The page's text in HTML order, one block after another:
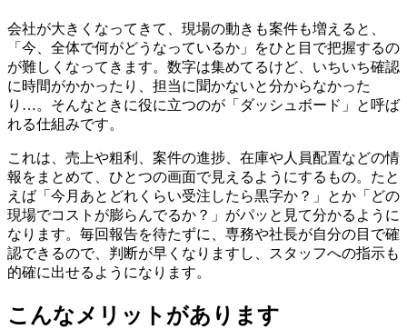
会社が大きくなってきて、現場の動きも案件も増えると、
「今、全体で何がどうなっているか」をひと目で把握するの
が難しくなってきます。数字は集めてるけど、いちいち確認
に時間がかかったり、担当に聞かないと分からなかった
り…。そんなときに役に立つのが「ダッシュボード」と呼ば
れる仕組みです。
これは、売上や粗利、案件の進捗、在庫や人員配置などの情
報をまとめて、ひとつの画面で見えるようにするもの。たと
えば「今月あとどれくらい受注したら黒字か？」とか「どの
現場でコストが膨らんでるか？」がパッと見て分かるように
なります。毎回報告を待たずに、専務や社長が自分の目で確
認できるので、判断が早くなりますし、スタッフへの指示も
的確に出せるようになります。
こんなメリットがあります